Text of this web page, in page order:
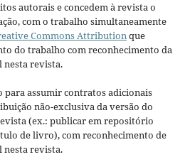
autorais e concedem à revista o
com o trabalho simultaneamente
Commons Attributionque
do trabalho com reconhecimento da
nesta revista.
para assumir contratos adicionais
não-exclusiva da versão do
(ex.: publicar em repositório
de livro), com reconhecimento de
nesta revista.